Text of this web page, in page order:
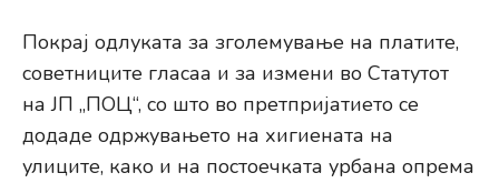
Покрај одлуката за зголемување на платите,
советниците гласаа и за измени во Статутот
на ЈП „ПОЦ“, со што во претпријатието се
додаде одржувањето на хигиената на
улиците, како и на постоечката урбана опрема